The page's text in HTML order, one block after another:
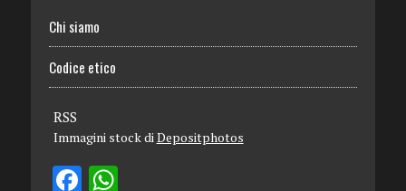
Chi siamo
Codice etico
RSS
Immagini stock di Depositphotos